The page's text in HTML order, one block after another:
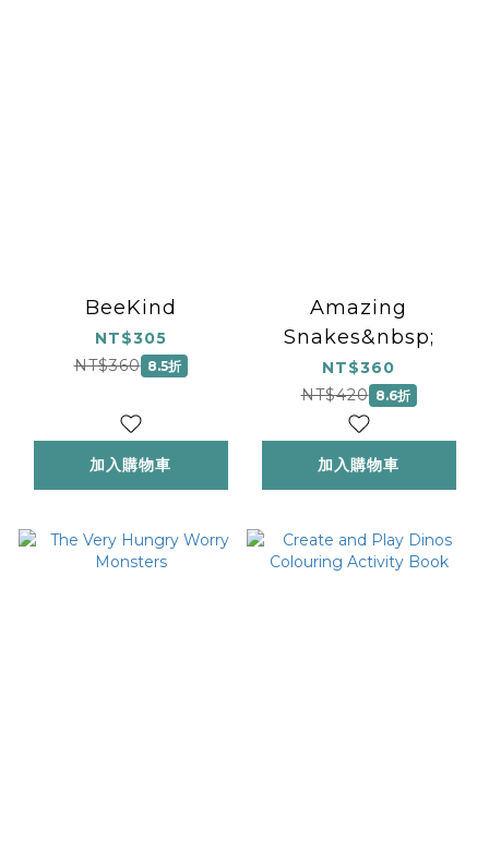
BeeKind
NT$305
NT$360 8.5折
加入購物車
Amazing
Snakes&nbsp;
NT$360
NT$420 8.6折
加入購物車